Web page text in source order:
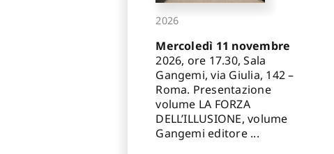
2026
Mercoledì 11 novembre
2026, ore 17.30, Sala
Gangemi, via Giulia, 142 –
Roma. Presentazione
volume LA FORZA
DELL’ILLUSIONE, volume
Gangemi editore ...